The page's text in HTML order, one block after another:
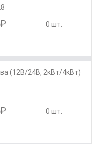
0 шт.
(12В/24В, 2кВт/4кВт)
0 шт.